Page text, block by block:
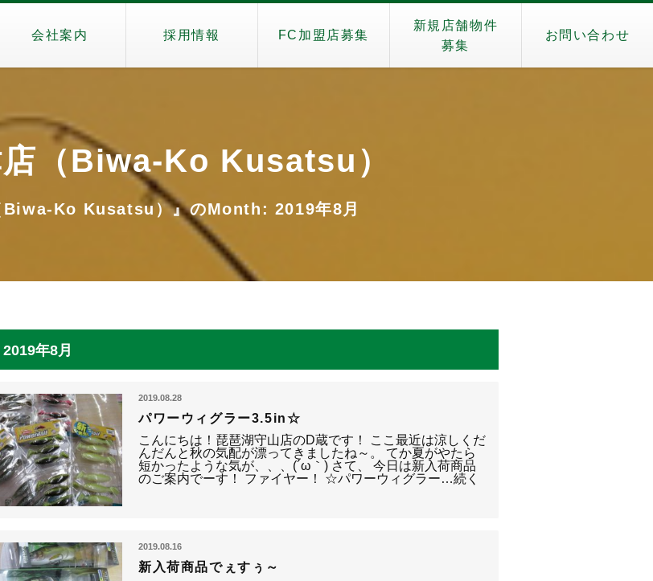
会社案内 採用情報 FC加盟店募集
新規店舗物件
募集
お問い合わせ
（Biwa-Ko Kusatsu）
Biwa-Ko Kusatsu）』のMonth: 2019年8月
年8月
2019.08.28
パワーウィグラー3.5in☆
こんにちは！琵琶湖守山店のD蔵です！ ここ最近は涼しくだ
んだんと秋の気配が漂ってきましたね～。 てか夏がやたら
短かったような気が、、、(´ω｀) さて、 今日は新入荷商品
のご案内でーす！ ファイヤー！ ☆パワーウィグラー…続く
2019.08.16
新入荷商品でぇすぅ～